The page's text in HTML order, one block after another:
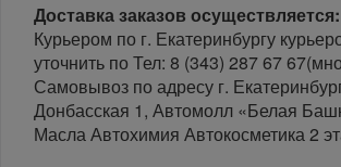
Доставка заказов осуществляется:
Курьером по г. Екатеринбургу
уточнить по Тел: 8 (343) 287 67
Самовывоз по адресу г.
Донбасская 1, Автомолл «Белая
Масла Автохимия Автокосметика 2